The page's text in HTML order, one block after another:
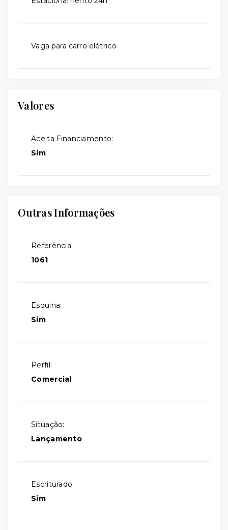
Vaga para carro elétrico
Valores
Aceita Financiamento:
Sim
Outras Informações
Referência:
1061
Esquina:
Sim
Perfil:
Comercial
Situação:
Lançamento
Escriturado:
Sim